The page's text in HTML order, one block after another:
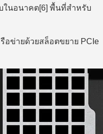
ในอนาคต[6] พื้นที่สำหรับ
อข่ายด้วยสล็อตขยาย PCIe